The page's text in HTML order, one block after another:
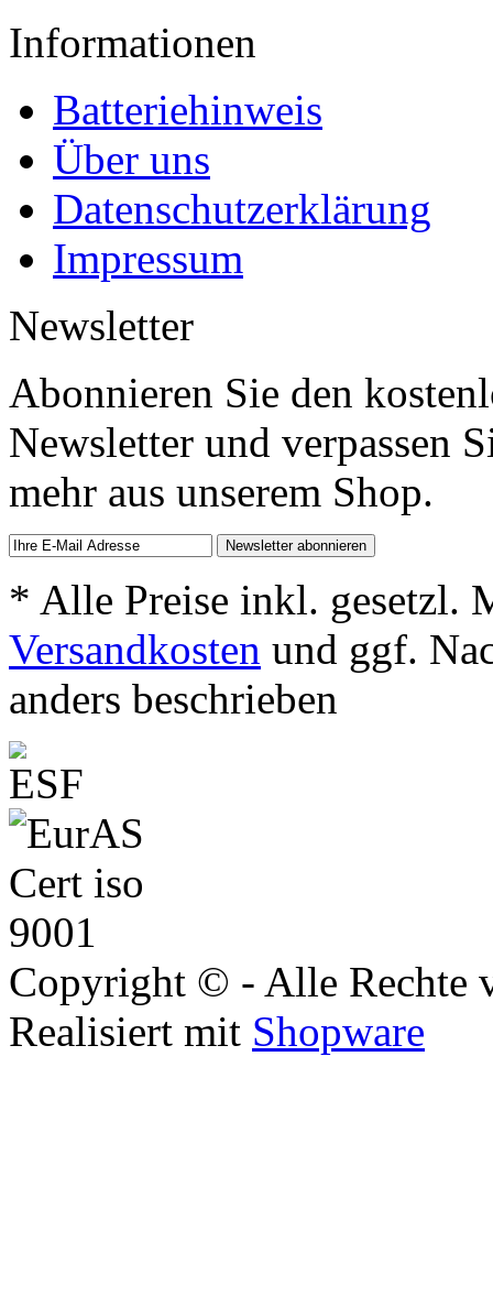
Informationen
Batteriehinweis
Über uns
Datenschutzerklärung
Impressum
Newsletter
Abonnieren Sie den
Newsletter und verpassen
mehr aus unserem Shop.
* Alle Preise inkl. gesetzl.
Versandkosten und ggf.
anders beschrieben
Copyright © - Alle Rechte
Realisiert mit Shopware